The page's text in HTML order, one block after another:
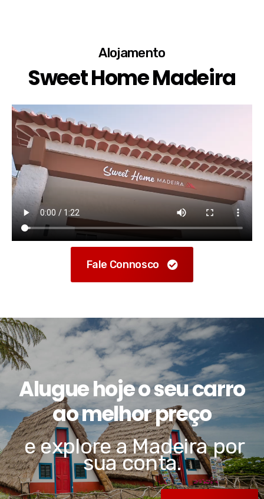
Alojamento
Sweet Home Madeira
Fale Connosco
Alugue hoje o seu carro
ao melhor preço
e explore a Madeira por
sua conta.